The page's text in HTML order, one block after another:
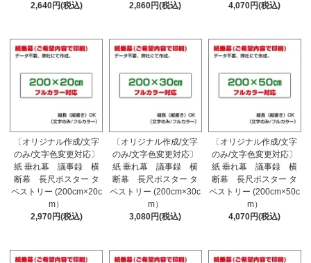
2,640円(税込)
2,860円(税込)
4,070円(税込)
〔オリジナル作成/文字
のみ/文字色変更対応〕
紙 垂れ幕 議事録 横
断幕 長尺ポスター タ
ペストリー (200cm×20c
m）
2,970円(税込)
〔オリジナル作成/文字
のみ/文字色変更対応〕
紙 垂れ幕 議事録 横
断幕 長尺ポスター タ
ペストリー (200cm×30c
m）
3,080円(税込)
〔オリジナル作成/文字
のみ/文字色変更対応〕
紙 垂れ幕 議事録 横
断幕 長尺ポスター タ
ペストリー (200cm×50c
m）
4,070円(税込)